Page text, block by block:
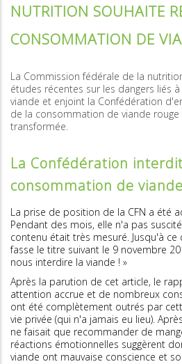
NUTRITION SOUHAITE
CONSOMMATION DE
La Commission fédérale de la
études récentes sur les dangers liés
viande et enjoint la Confédération
de la consommation de viande
transformée.
La Confédération
consommation de
La prise de position de la CFN a été
Pendant des mois, elle n'a pas
contenu était très mesuré. Jusqu'à ce
fasse le titre suivant le 9 novembre
nous interdire la viande ! »
Après la parution de cet article, le
attention accrue et de nombreux
ont été complètement outrés par
vie privée (qui n'a jamais eu lieu).
ne faisait que recommander de
réactions émotionnelles suggèrent
viande ont mauvaise conscience et